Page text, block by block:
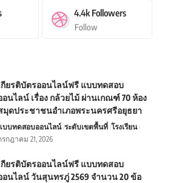
4.4k Followers
Follow
กียรติบัตรออนไลน์ฟรี แบบทดสอบ
อนไลน์ เรื่อง กล้วยไม้ ผ่านเกณฑ์ 70 ห้อง
มุดประชาชนอำเภอพระนครศรีอยุธยา
บบทดสอบออนไลน์ ระดับเขตพื้นที่ โรงเรียน
รกฎาคม 21, 2026
กียรติบัตรออนไลน์ฟรี แบบทดสอบ
อนไลน์ วันสุนทรภู่ 2569 จำนวน 20 ข้อ